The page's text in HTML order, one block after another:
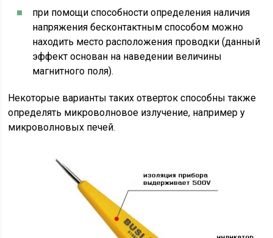
при помощи способности определения наличия
напряжения бесконтактным способом можно
находить место расположения проводки (данный
эффект основан на наведении величины
магнитного поля).
Некоторые варианты таких отверток способны также
определять микроволновое излучение, например у
микроволновых печей.